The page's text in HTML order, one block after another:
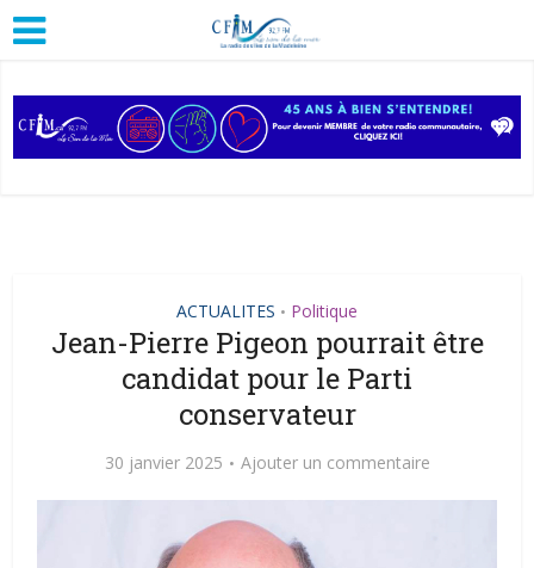
ACTUALITES • Politique
Jean-Pierre Pigeon pourrait être
candidat pour le Parti
conservateur
30 janvier 2025 Ajouter un commentaire